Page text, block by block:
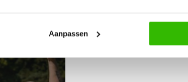
Aanpassen